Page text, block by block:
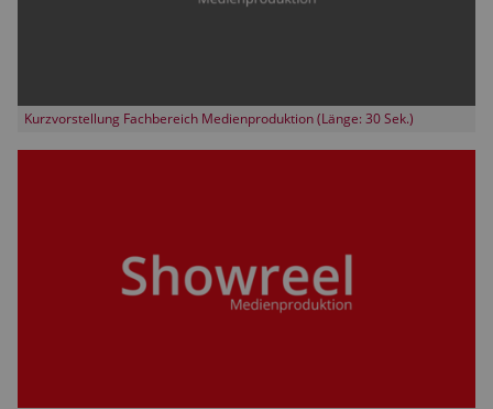
Kurzvorstellung Fachbereich Medienproduktion (Länge: 30 Sek.)